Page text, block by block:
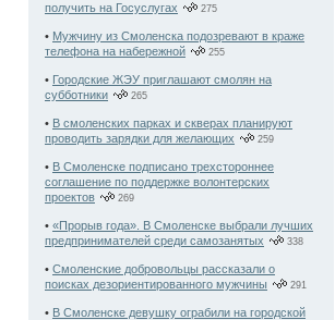
получить на Госуслугах
275
• Мужчину из Смоленска подозревают в краже
телефона на набережной
255
• Городские ЖЭУ приглашают смолян на
субботники
265
• В смоленских парках и скверах планируют
проводить зарядки для желающих
259
• В Смоленске подписано трехстороннее
соглашение по поддержке волонтерских
проектов
269
• «Прорыв года». В Смоленске выбрали лучших
предпринимателей среди самозанятых
338
• Смоленские добровольцы рассказали о
поисках дезориентированного мужчины
291
• В Смоленске девушку ограбили на городской